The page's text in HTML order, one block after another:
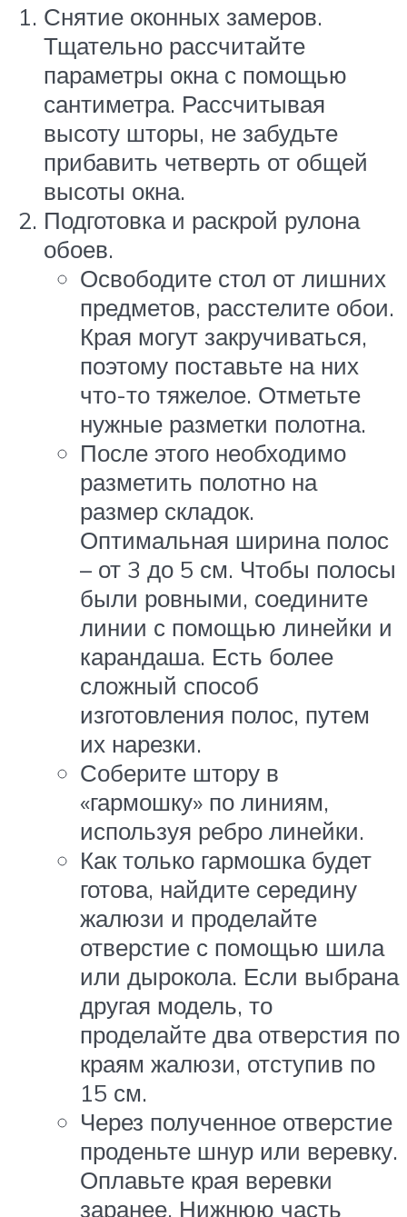
Снятие оконных замеров.
Тщательно рассчитайте
параметры окна с помощью
сантиметра. Рассчитывая
высоту шторы, не забудьте
прибавить четверть от общей
высоты окна.
Подготовка и раскрой рулона
обоев.
Освободите стол от лишних
предметов, расстелите обои.
Края могут закручиваться,
поэтому поставьте на них
что-то тяжелое. Отметьте
нужные разметки полотна.
После этого необходимо
разметить полотно на
размер складок.
Оптимальная ширина полос
– от 3 до 5 см. Чтобы полосы
были ровными, соедините
линии с помощью линейки и
карандаша. Есть более
сложный способ
изготовления полос, путем
их нарезки.
Соберите штору в
«гармошку» по линиям,
используя ребро линейки.
Как только гармошка будет
готова, найдите середину
жалюзи и проделайте
отверстие с помощью шила
или дырокола. Если выбрана
другая модель, то
проделайте два отверстия по
краям жалюзи, отступив по
15 см.
Через полученное отверстие
проденьте шнур или веревку.
Оплавьте края веревки
заранее. Нижнюю часть